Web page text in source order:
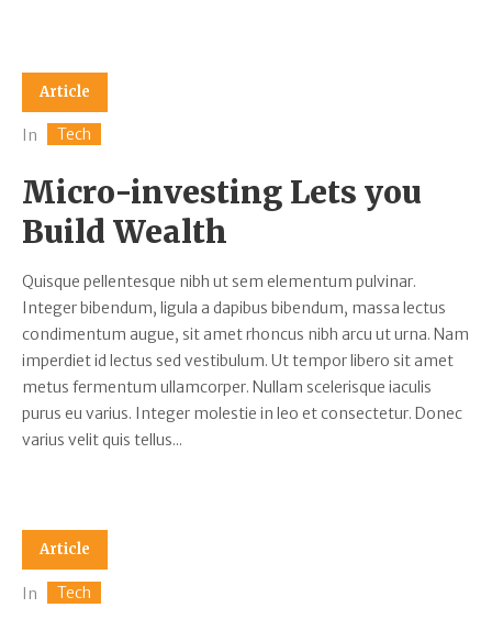
Article
In Tech
Micro-investing Lets you
Build Wealth
Quisque pellentesque nibh ut sem elementum pulvinar.
Integer bibendum, ligula a dapibus bibendum, massa lectus
condimentum augue, sit amet rhoncus nibh arcu ut urna. Nam
imperdiet id lectus sed vestibulum. Ut tempor libero sit amet
metus fermentum ullamcorper. Nullam scelerisque iaculis
purus eu varius. Integer molestie in leo et consectetur. Donec
varius velit quis tellus...
Article
In Tech